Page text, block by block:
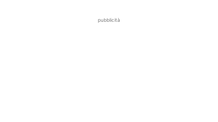
pubblicità